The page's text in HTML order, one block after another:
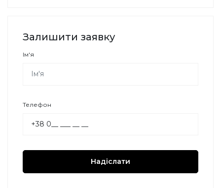
Залишити заявку
Ім'я
Телефон
Надіслати